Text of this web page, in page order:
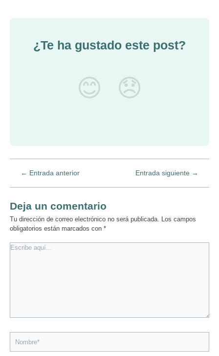
¿Te ha gustado este post?
😊 😞
← Entrada anterior Entrada siguiente →
Deja un comentario
Tu dirección de correo electrónico no será publicada. Los campos
obligatorios están marcados con *
Escribe